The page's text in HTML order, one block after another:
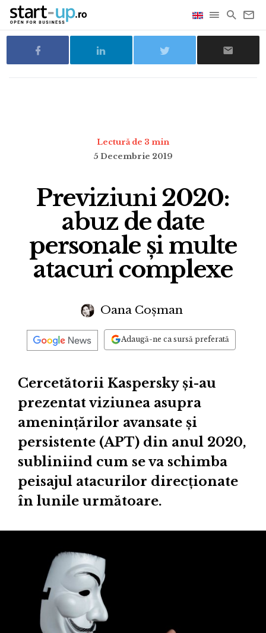
Lectură de 3 min
5 Decembrie 2019
Previziuni 2020:
abuz de date
personale și multe
atacuri complexe
Oana Coșman
Adaugă-ne ca sursă preferată
Cercetătorii Kaspersky și-au
prezentat viziunea asupra
amenințărilor avansate și
persistente (APT) din anul 2020,
subliniind cum se va schimba
peisajul atacurilor direcționate
în lunile următoare.